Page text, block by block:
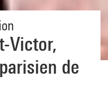
Victor,
de